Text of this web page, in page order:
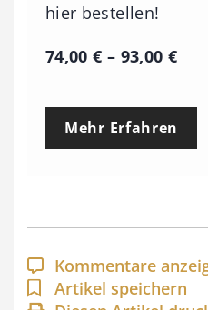
hier bestellen!
74,00€ – 93,00 €P
e
p
a
n
Mehr Erfahren
Kommentare
Artikel speichern